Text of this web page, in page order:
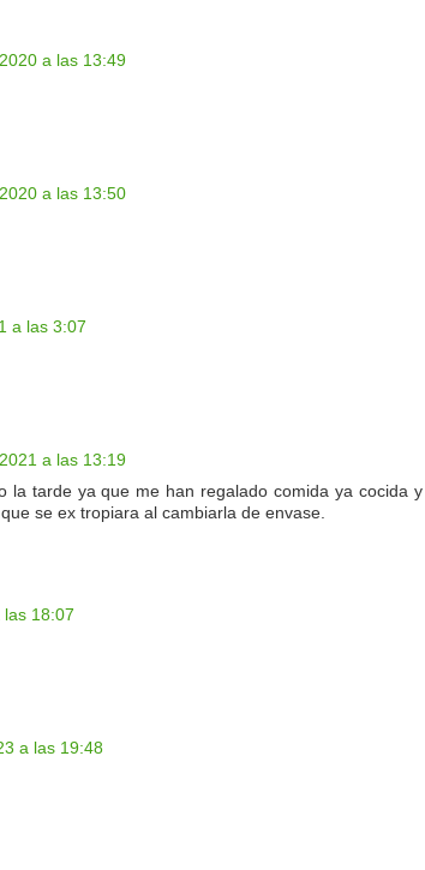
a las 13:49
a las 13:50
a las 3:07
a las 13:19
la tarde ya que me han regalado comida ya cocida y
se ex tropiara al cambiarla de envase.
18:07
a las 19:48